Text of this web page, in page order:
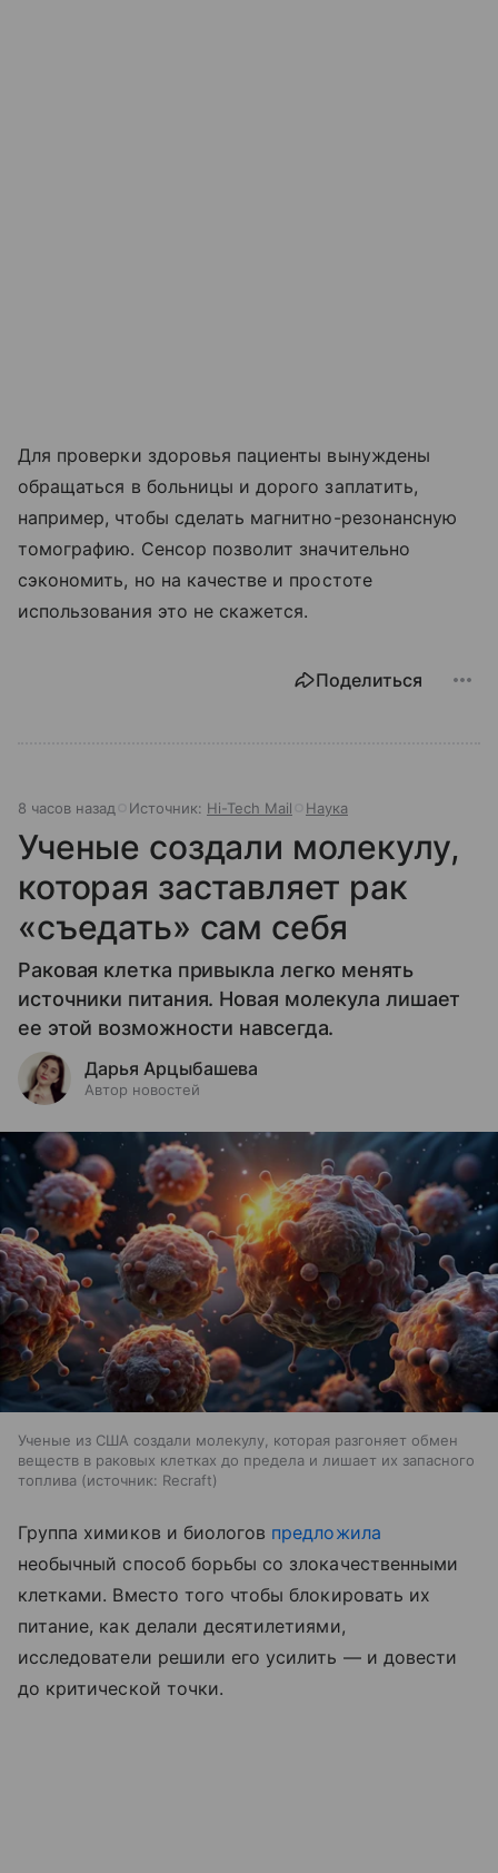
Для проверки здоровья пациенты вынуждены
обращаться в больницы и дорого заплатить,
например, чтобы сделать магнитно-резонансную
томографию. Сенсор позволит значительно
сэкономить, но на качестве и простоте
использования это не скажется.
Поделиться
8 часов назад Источник: Hi-Tech Mail Наука
Ученые создали молекулу,
которая заставляет рак
«съедать» сам себя
Раковая клетка привыкла легко менять
источники питания. Новая молекула лишает
ее этой возможности навсегда.
Дарья Арцыбашева
Автор новостей
Ученые из США создали молекулу, которая разгоняет обмен
веществ в раковых клетках до предела и лишает их запасного
топлива
источник: Recraft
Группа химиков и биологов предложила
необычный способ борьбы со злокачественными
клетками. Вместо того чтобы блокировать их
питание, как делали десятилетиями,
исследователи решили его усилить — и довести
до критической точки.